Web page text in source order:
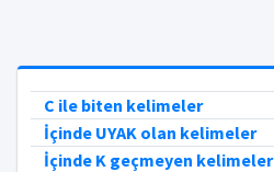
C ile biten kelimeler
İçinde UYAK olan kelimeler
İçinde K geçmeyen kelimeler